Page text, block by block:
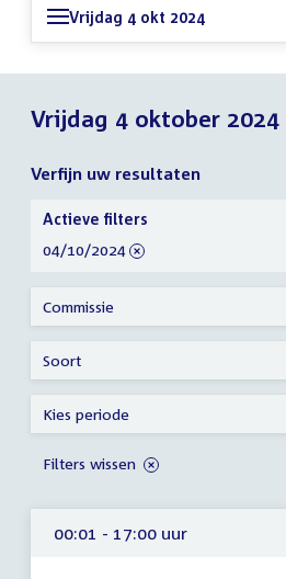
Vrijdag 4 okt 2024
Vrijdag 4 oktober 2024
Verfijn uw resultaten
00:01 - 17:00 uur
Verfijn
uw
resultaten
Actieve filters
verwijder
04/10/2024
Commissie
Soort
Kies periode
Filters wissen